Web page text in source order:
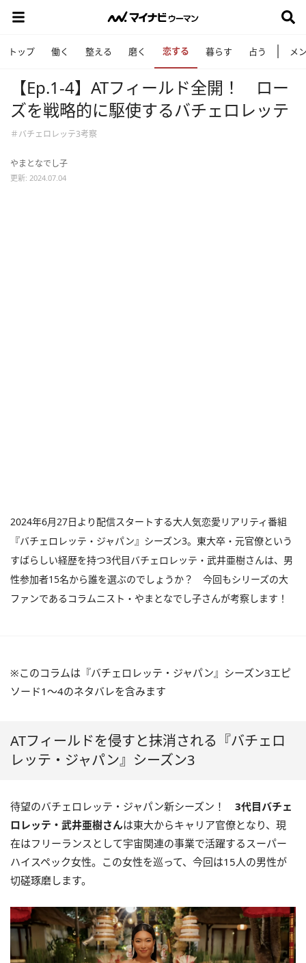
トップ 働く 整える 磨く 恋する 暮らす 占う メ
【Ep.1-4】ATフィールド全開！ ロー
ズを戦略的に駆使するバチェロレッテ
＃バチェロレッテ3考察
やまとなでし子
更新: 2024.07.04
2024年6月27日より配信スタートする大人気恋愛リアリティ番組
『バチェロレッテ・ジャパン』シーズン3。東大卒・元官僚という
すばらしい経歴を持つ3代目バチェロレッテ・武井亜樹さんは、男
性参加者15名から誰を選ぶのでしょうか？ 今回もシリーズの大
ファンであるコラムニスト・やまとなでし子さんが考察します！
※このコラムは『バチェロレッテ・ジャパン』シーズン3エピ
ソード1〜4のネタバレを含みます
ATフィールドを侵すと抹消される『バチェロ
レッテ・ジャパン』シーズン3
待望のバチェロレッテ・ジャパン新シーズン！ 3代目バチェ
ロレッテ・武井亜樹さんは東大からキャリア官僚となり、現
在はフリーランスとして宇宙関連の事業で活躍するスーパー
ハイスペック女性。この女性を巡って、今回は15人の男性が
切磋琢磨します。